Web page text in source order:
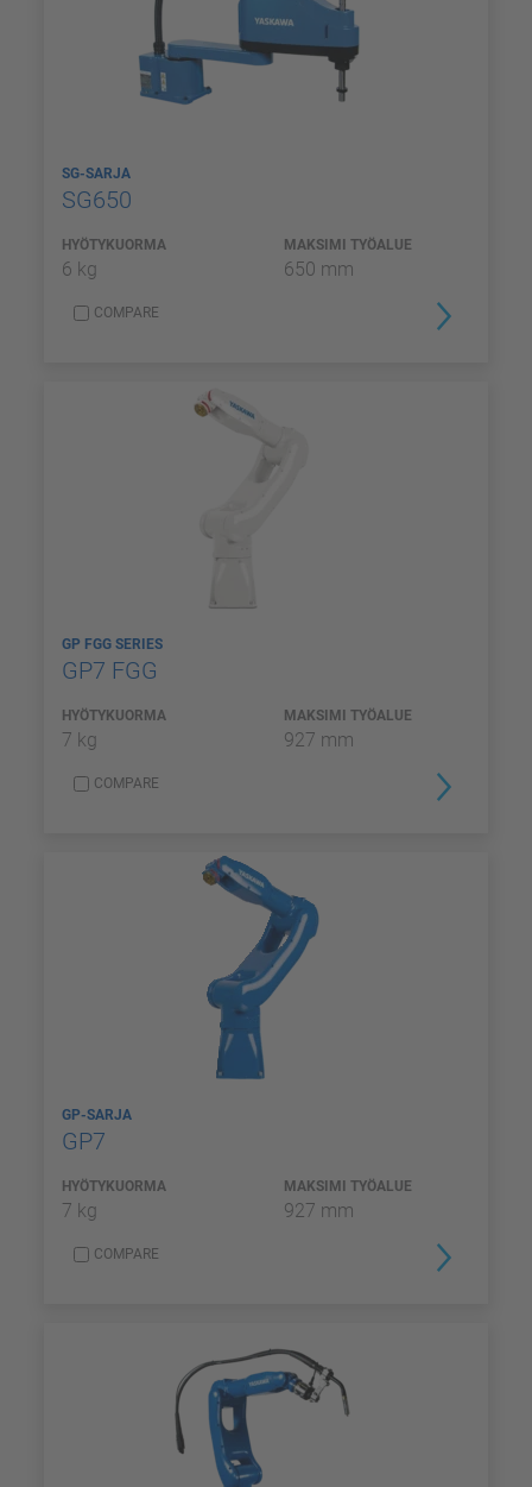
SG-SARJA
SG650
HYÖTYKUORMA
6 kg
MAKSIMI TYÖALUE
650 mm
COMPARE
GP FGG SERIES
GP7 FGG
HYÖTYKUORMA
7 kg
MAKSIMI TYÖALUE
927 mm
COMPARE
GP-SARJA
GP7
HYÖTYKUORMA
7 kg
MAKSIMI TYÖALUE
927 mm
COMPARE